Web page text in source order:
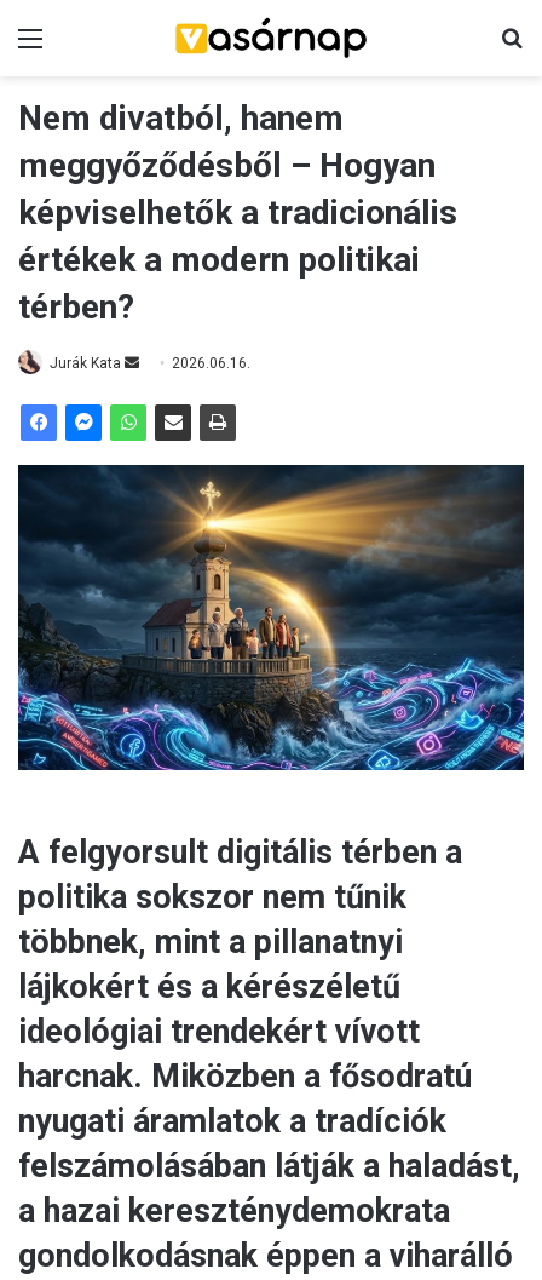
Nem divatból, hanem
meggyőződésből – Hogyan
képviselhetők a tradicionális
értékek a modern politikai
térben?
Jurák Kata
m
i
l
2026.06.16.
A felgyorsult digitális térben a
politika sokszor nem tűnik
többnek, mint a pillanatnyi
lájkokért és a kérészéletű
ideológiai trendekért vívott
harcnak. Miközben a fősodratú
nyugati áramlatok a tradíciók
felszámolásában látják a haladást,
a hazai kereszténydemokrata
gondolkodásnak éppen a viharálló